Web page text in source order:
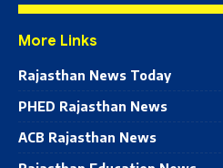
More Links
Rajasthan News Today
PHED Rajasthan News
ACB Rajasthan News